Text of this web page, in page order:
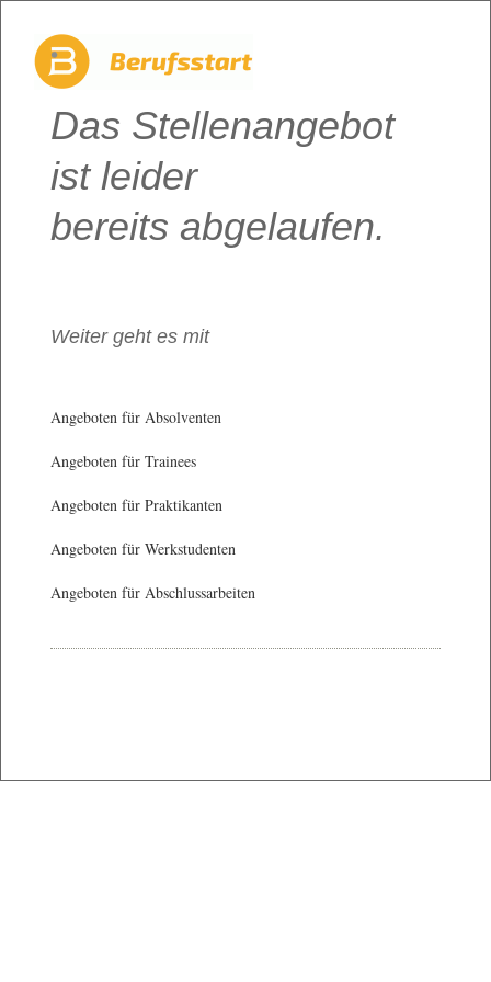
Das Stellenangebot
ist leider
bereits abgelaufen.
Weiter geht es mit
Angeboten für Absolventen
Angeboten für Trainees
Angeboten für Praktikanten
Angeboten für Werkstudenten
Angeboten für Abschlussarbeiten